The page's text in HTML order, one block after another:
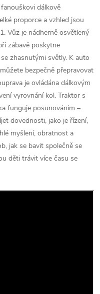
dálkově
proporce a vzhled jsou
Vůz je nádherně osvětlený
zábavě poskytne
zhasnutými světly. K auto
bezpečně přepravovat
je ovládána dálkovým
vyrovnání kol. Traktor s
funguje posunováním –
dovednosti, jako je řízení,
myšlení, obratnost a
jak se bavit společně se
děti trávit více času se